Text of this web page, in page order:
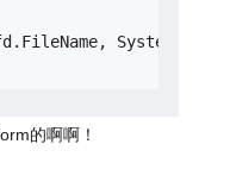
的啊啊！